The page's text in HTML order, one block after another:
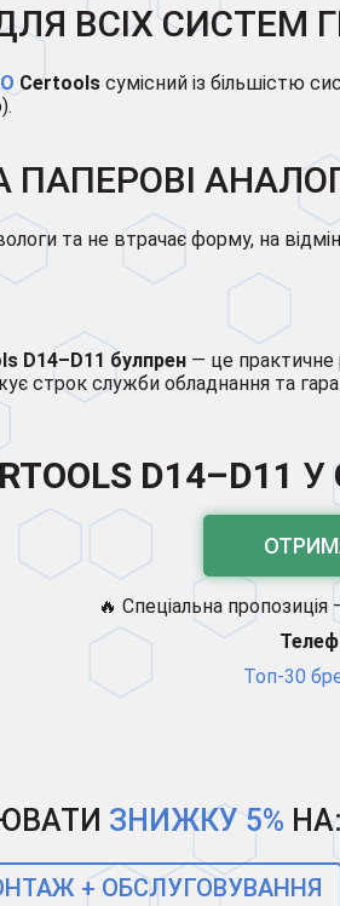
ВСІХ СИСТЕМ
Certools сумісний із більшістю
ПАПЕРОВІ
та не втрачає форму, на
D14–D11 булпрен — це практичне
строк служби обладнання та
D14–D11 У
🔥 Спеціальна пропозиція
Топ-30
ЗНИЖКУ 5%
+ ОБСЛУГОВУВАННЯ